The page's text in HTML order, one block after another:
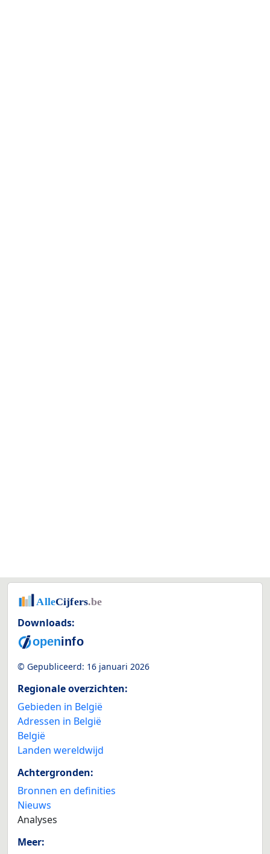
Downloads:
© Gepubliceerd: 16 januari 2026
Regionale overzichten:
Gebieden in België
Adressen in België
België
Landen wereldwijd
Achtergronden:
Bronnen en definities
Nieuws
Analyses
Meer: